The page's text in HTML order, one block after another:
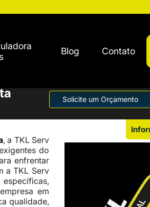
Blog Contato
Solicite um Orçamento
, a TKL Serv
do
enfrentar
a TKL Serv
em
qualidade,